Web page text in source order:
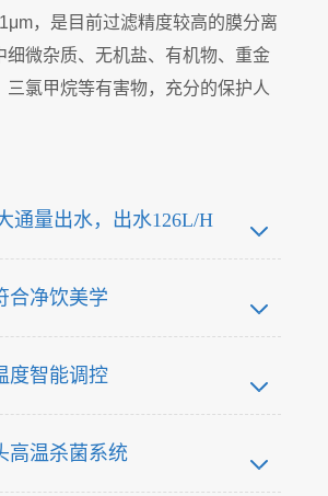
，是目前过滤精度较高的膜分离
细微杂质、无机盐、有机物、重金
三氯甲烷等有害物，充分的保护人
通量出水，出水126L/H
合净饮美学
度智能调控
高温杀菌系统